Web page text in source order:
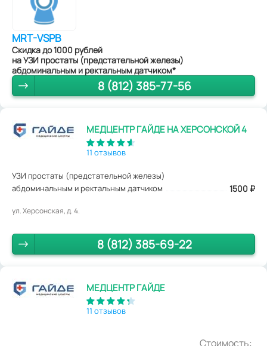
MRT-VSPB
Скидка до 1000 рублей
на УЗИ простаты (предстательной железы)
абдоминальным и ректальным датчиком*
8 (812) 385-77-56
МЕДЦЕНТР ГАЙДЕ НА ХЕРСОНСКОЙ 4
11 отзывов
УЗИ простаты (предстательной железы)
абдоминальным и ректальным датчиком
1500 ₽
ул. Херсонская, д. 4.
8 (812) 385-69-22
МЕДЦЕНТР ГАЙДЕ
11 отзывов
Стоимость: